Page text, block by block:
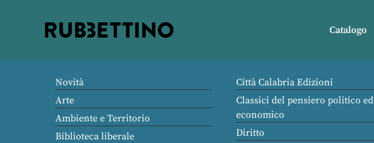
Catalogo
Novità
Arte
Ambiente e Territorio
Biblioteca liberale
Città Calabria Edizioni
Classici del pensiero politico ed
economico
Diritto